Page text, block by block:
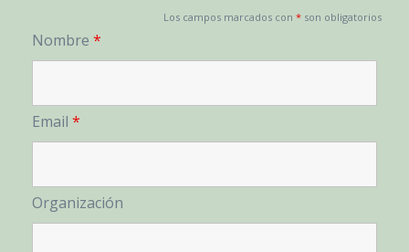
Los campos marcados con * son obligatorios
Nombre *
Email *
Organización